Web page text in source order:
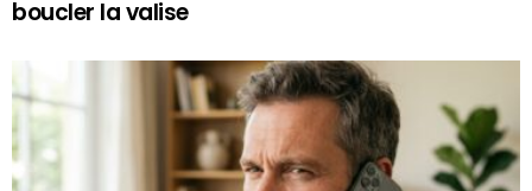
boucler la valise